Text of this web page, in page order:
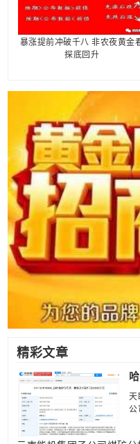
暴涨提前冲破千八 非农夜黄金
探底回升
精彩文章
天
公